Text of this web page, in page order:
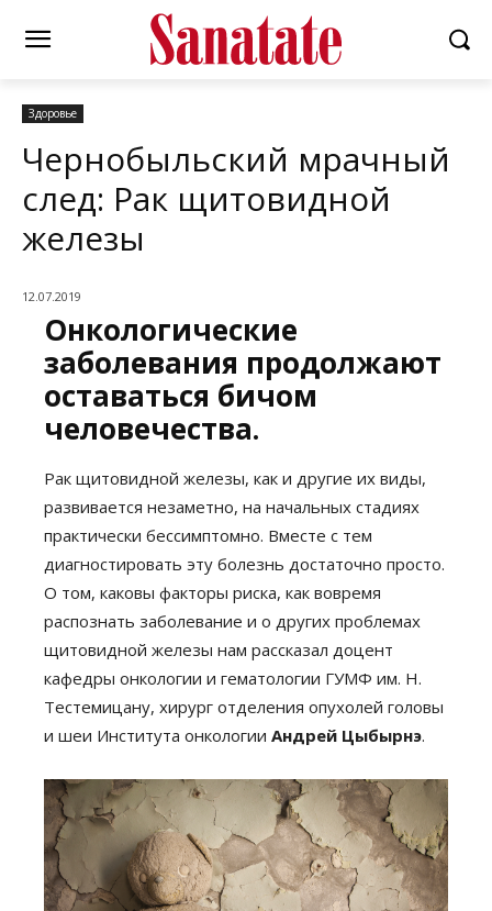
Здоровье
Чернобыльский мрачный
след: Рак щитовидной
железы
12.07.2019
Онкологические
заболевания продолжают
оставаться бичом
человечества.
Рак щитовидной железы, как и другие их виды,
развивается незаметно, на начальных стадиях
практически бессимптомно. Вместе с тем
диагностировать эту болезнь достаточно просто.
О том, каковы факторы риска, как вовремя
распознать заболевание и о других проблемах
щитовидной железы нам рассказал доцент
кафедры онкологии и гематологии ГУМФ им. Н.
Тестемицану, хирург отделения опухолей головы
и шеи Института онкологии Андрей Цыбырнэ.